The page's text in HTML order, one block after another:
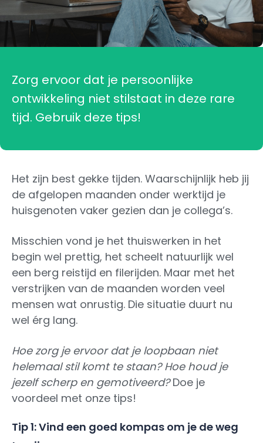
Zorg ervoor dat je persoonlijke
ontwikkeling niet stilstaat in deze rare
tijd. Gebruik deze tips!
Het zijn best gekke tijden. Waarschijnlijk heb jij
de afgelopen maanden onder werktijd je
huisgenoten vaker gezien dan je collega’s.
Misschien vond je het thuiswerken in het
begin wel prettig, het scheelt natuurlijk wel
een berg reistijd en filerijden. Maar met het
verstrijken van de maanden worden veel
mensen wat onrustig. Die situatie duurt nu
wel érg lang.
Hoe zorg je ervoor dat je loopbaan niet
helemaal stil komt te staan? Hoe houd je
jezelf scherp en gemotiveerd?Doe je
voordeel met onze tips!
Tip 1: Vind een goed kompas om je de weg